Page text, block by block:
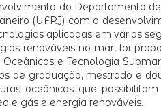
do Departamento
(UFRJ) com o
aplicadas em vários
renováveis no mar, foi
e Tecnologia
de graduação, mestrado e
oceânicas que
e gás e energia renováveis.